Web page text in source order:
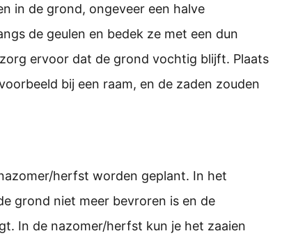
in de grond, ongeveer een halve
de geulen en bedek ze met een dun
ervoor dat de grond vochtig blijft. Plaats
bij een raam, en de zaden zouden
herfst worden geplant. In het
grond niet meer bevroren is en de
In de nazomer/herfst kun je het zaaien